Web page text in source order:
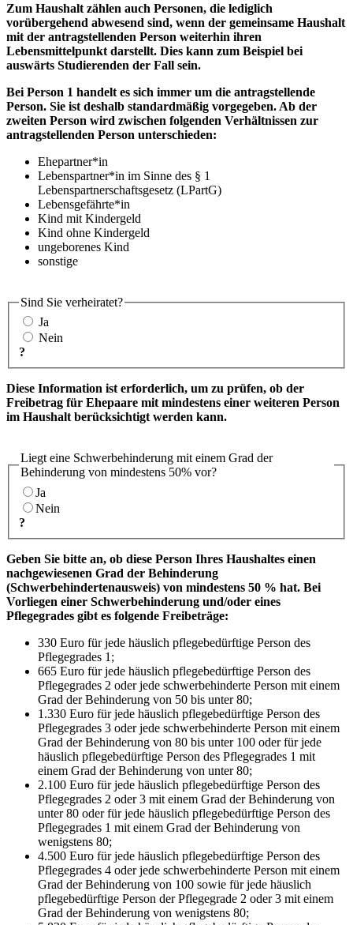
Zum Haushalt zählen auch Personen, die lediglich
vorübergehend abwesend sind, wenn der gemeinsame Haushalt
mit der antragstellenden Person weiterhin ihren
Lebensmittelpunkt darstellt. Dies kann zum Beispiel bei
auswärts Studierenden der Fall sein.
Bei Person 1 handelt es sich immer um die antragstellende
Person. Sie ist deshalb standardmäßig vorgegeben. Ab der
zweiten Person wird zwischen folgenden Verhältnissen zur
antragstellenden Person unterschieden:
Ehepartner*in
Lebenspartner*in im Sinne des § 1
Lebenspartnerschaftsgesetz (LPartG)
Lebensgefährte*in
Kind mit Kindergeld
Kind ohne Kindergeld
ungeborenes Kind
sonstige
Sind Sie verheiratet?
Ja
Nein
?
Diese Information ist erforderlich, um zu prüfen, ob der
Freibetrag für Ehepaare mit mindestens einer weiteren Person
im Haushalt berücksichtigt werden kann.
Liegt eine Schwerbehinderung mit einem Grad der
Behinderung von mindestens 50% vor?
Ja
Nein
?
Geben Sie bitte an, ob diese Person Ihres Haushaltes einen
nachgewiesenen Grad der Behinderung
(Schwerbehindertenausweis) von mindestens 50 % hat. Bei
Vorliegen einer Schwerbehinderung und/oder eines
Pflegegrades gibt es folgende Freibeträge:
330 Euro für jede häuslich pflegebedürftige Person des
Pflegegrades 1;
665 Euro für jede häuslich pflegebedürftige Person des
Pflegegrades 2 oder jede schwerbehinderte Person mit einem
Grad der Behinderung von 50 bis unter 80;
1.330 Euro für jede häuslich pflegebedürftige Person des
Pflegegrades 3 oder jede schwerbehinderte Person mit einem
Grad der Behinderung von 80 bis unter 100 oder für jede
häuslich pflegebedürftige Person des Pflegegrades 1 mit
einem Grad der Behinderung von unter 80;
2.100 Euro für jede häuslich pflegebedürftige Person des
Pflegegrades 2 oder 3 mit einem Grad der Behinderung von
unter 80 oder für jede häuslich pflegebedürftige Person des
Pflegegrades 1 mit einem Grad der Behinderung von
wenigstens 80;
4.500 Euro für jede häuslich pflegebedürftige Person des
Pflegegrades 4 oder jede schwerbehinderte Person mit einem
Grad der Behinderung von 100 sowie für jede häuslich
pflegebedürftige Person der Pflegegrade 2 oder 3 mit einem
Grad der Behinderung von wenigstens 80;